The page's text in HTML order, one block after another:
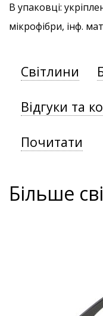
В упаковці:
мікрофібри, інф.
Світлини
Відгуки та
Почитати
Більше